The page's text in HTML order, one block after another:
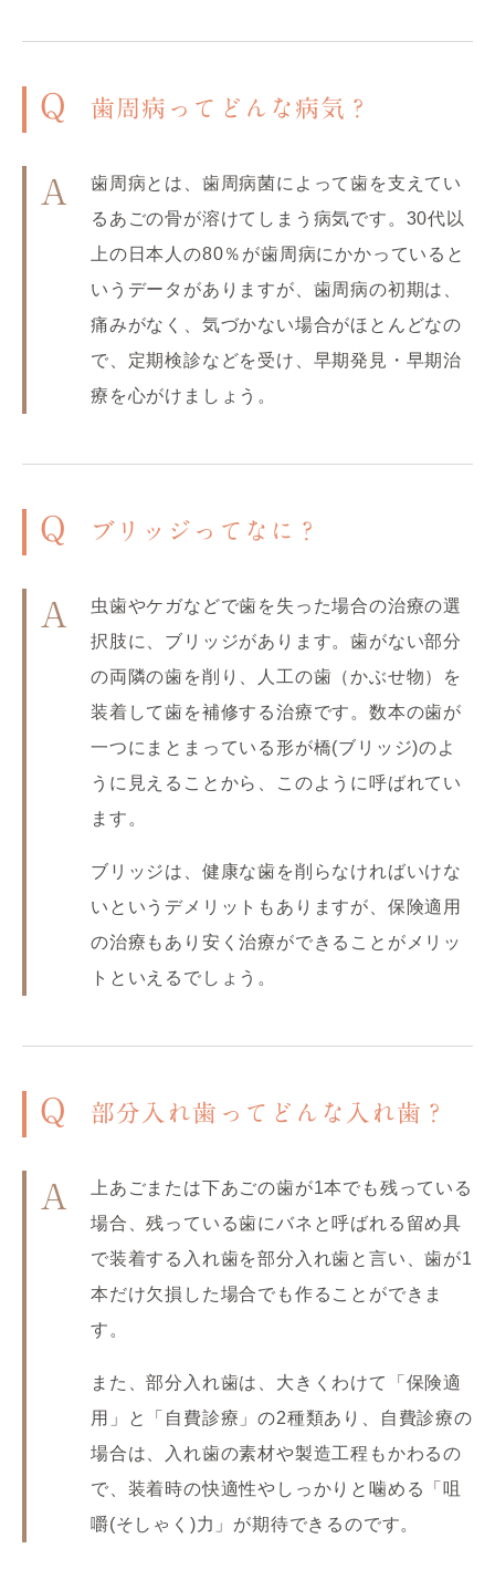
Q 歯周病ってどんな病気？
A
歯周病とは、歯周病菌によって歯を支えてい
るあごの骨が溶けてしまう病気です。30代以
上の日本人の80％が歯周病にかかっていると
いうデータがありますが、歯周病の初期は、
痛みがなく、気づかない場合がほとんどなの
で、定期検診などを受け、早期発見・早期治
療を心がけましょう。
Q ブリッジってなに？
A
虫歯やケガなどで歯を失った場合の治療の選
択肢に、ブリッジがあります。歯がない部分
の両隣の歯を削り、人工の歯（かぶせ物）を
装着して歯を補修する治療です。数本の歯が
一つにまとまっている形が橋(ブリッジ)のよ
うに見えることから、このように呼ばれてい
ます。
ブリッジは、健康な歯を削らなければいけな
いというデメリットもありますが、保険適用
の治療もあり安く治療ができることがメリッ
トといえるでしょう。
Q 部分入れ歯ってどんな入れ歯？
A
上あごまたは下あごの歯が1本でも残っている
場合、残っている歯にバネと呼ばれる留め具
で装着する入れ歯を部分入れ歯と言い、歯が1
本だけ欠損した場合でも作ることができま
す。
また、部分入れ歯は、大きくわけて「保険適
用」と「自費診療」の2種類あり、自費診療の
場合は、入れ歯の素材や製造工程もかわるの
で、装着時の快適性やしっかりと噛める「咀
嚼(そしゃく)力」が期待できるのです。